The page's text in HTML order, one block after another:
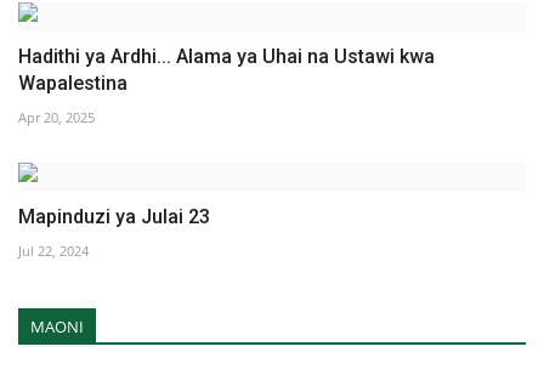
Hadithi ya Ardhi... Alama ya Uhai na Ustawi kwa
Wapalestina
Apr 20, 2025
Mapinduzi ya Julai 23
Jul 22, 2024
MAONI